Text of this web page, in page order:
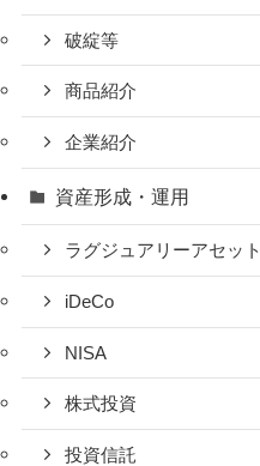
破綻等
商品紹介
企業紹介
資産形成・運用
ラグジュアリーアセット
iDeCo
NISA
株式投資
投資信託